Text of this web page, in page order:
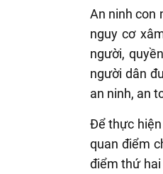
An ninh con
nguy cơ
người,
người dân
an ninh, an
Để thực
quan điểm
điểm thứ hai